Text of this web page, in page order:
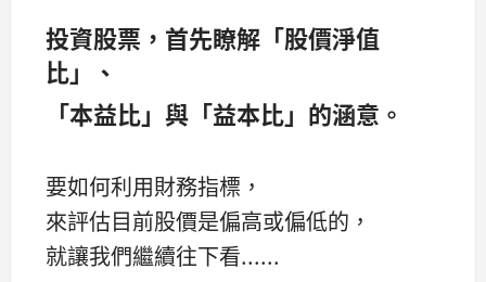
投資股票 ，首先瞭解 「股價淨值
比」、
「本益比」 與「益本比」的涵意。
要如何利用財務指標，
來評估目前股價是偏高或偏低的，
就讓我們繼續往下看......